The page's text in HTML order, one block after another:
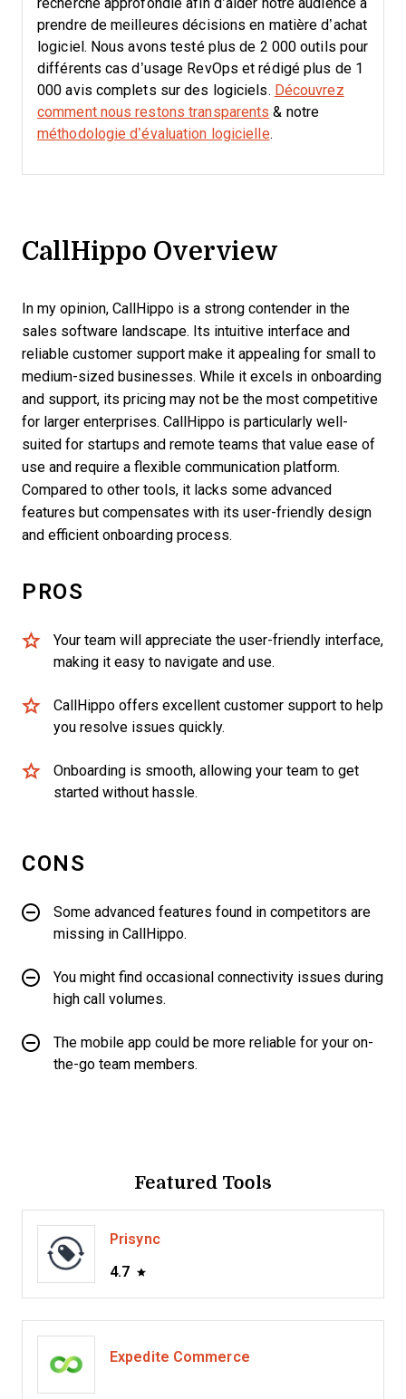
recherche approfondie afin d’aider notre audience à
prendre de meilleures décisions en matière d’achat
logiciel. Nous avons testé plus de 2 000 outils pour
différents cas d’usage RevOps et rédigé plus de 1
000 avis complets sur des logiciels. Découvrez
comment nous restons transparents & notre
méthodologie d’évaluation logicielle.
CallHippo Overview
In my opinion, CallHippo is a strong contender in the
sales software landscape. Its intuitive interface and
reliable customer support make it appealing for small to
medium-sized businesses. While it excels in onboarding
and support, its pricing may not be the most competitive
for larger enterprises. CallHippo is particularly well-
suited for startups and remote teams that value ease of
use and require a flexible communication platform.
Compared to other tools, it lacks some advanced
features but compensates with its user-friendly design
and efficient onboarding process.
PROS
Your team will appreciate the user-friendly interface,
making it easy to navigate and use.
CallHippo offers excellent customer support to help
you resolve issues quickly.
Onboarding is smooth, allowing your team to get
started without hassle.
CONS
Some advanced features found in competitors are
missing in CallHippo.
You might find occasional connectivity issues during
high call volumes.
The mobile app could be more reliable for your on-
the-go team members.
Featured Tools
Prisync
4.7
Expedite Commerce